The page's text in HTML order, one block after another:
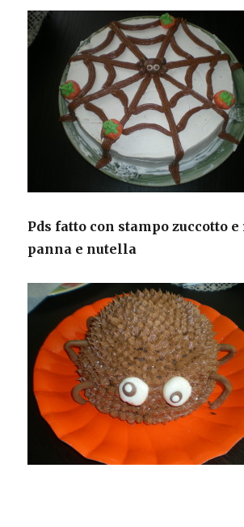
Pds fatto con stampo zuccotto
panna e nutella